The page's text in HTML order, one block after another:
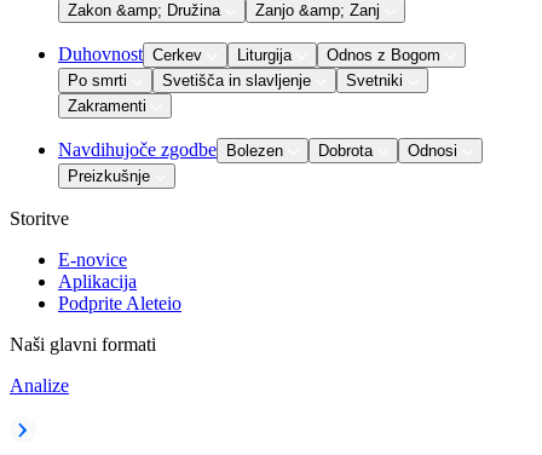
Zakon &amp; Družina
Zanjo &amp; Zanj
Duhovnost Cerkev Liturgija
Odnos z Bogom
Po smrti
Svetišča in slavljenje
Svetniki
Zakramenti
Navdihujoče zgodbe Bolezen Dobrota
Odnosi
Preizkušnje
Storitve
E-novice
Aplikacija
Podprite Aleteio
Naši glavni formati
Analize